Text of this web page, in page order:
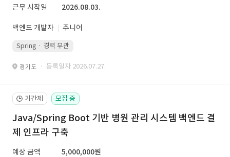
근무 시작일
2026.08.03.
백엔드 개발자 주니어
Spring · 경력 무관
경기도 · 등록일자 2026.07.27.
🕒 기간제 모집 중
Java/Spring Boot 기반 병원 관리 시스템 백엔드 결
제 인프라 구축
예상 금액
5,000,000원